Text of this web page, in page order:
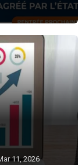
11, 2026